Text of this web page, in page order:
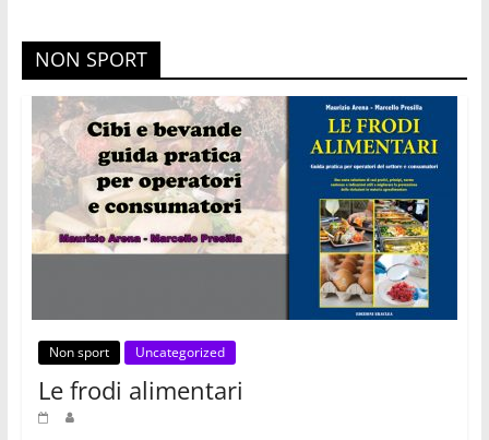
NON SPORT
Non sport Uncategorized
Le frodi alimentari